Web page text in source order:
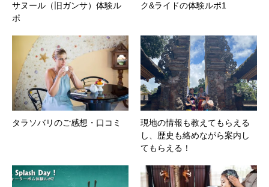
サヌール（旧ガンサ）体験ル
ポ
ク&ライドの体験ルポ1
タラソバリのご感想・口コミ
現地の情報も教えてもらえる
し、歴史も絡めながら案内し
てもらえる！